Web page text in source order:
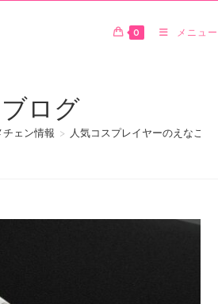
0 メニュー
ブログ
チェン情報 > 人気コスプレイヤーのえなこ